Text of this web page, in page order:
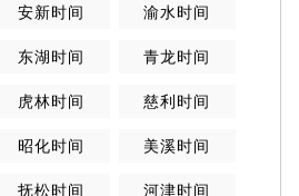
安新时间 渝水时间
东湖时间 青龙时间
虎林时间 慈利时间
昭化时间 美溪时间
抚松时间 河津时间